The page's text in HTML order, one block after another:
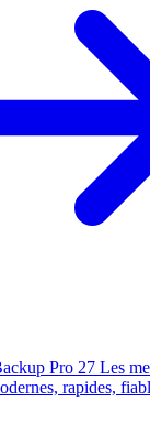
Pro 27 Les
rapides,